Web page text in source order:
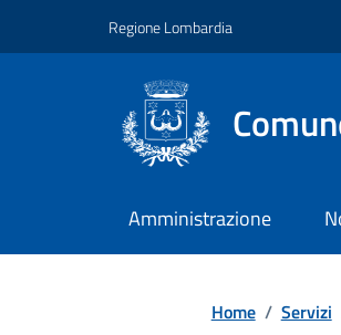
Regione Lombardia
Amministrazione
Home / Servizi